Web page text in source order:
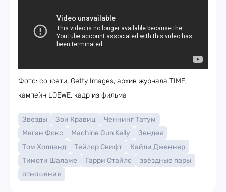
Фото: соцсети, Getty Images, архив журнала TIME,
кампейн LOEWE, кадр из фильма
Звезды Зои Кравиц
Ченнинг Татум
Меган Фокс
Machine Gun Kelly
Зендея
Том Холланд
Тейлор Свифт
Кайли Дженнер
Тимоти Шаламе
Гарри Стайлс
звёздные пары
отношения